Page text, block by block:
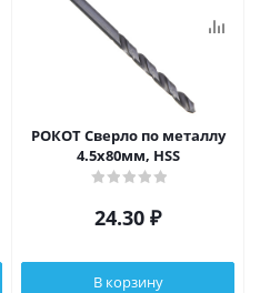
РОКОТ Сверло по металлу
4.5х80мм, HSS
24.30 ₽
В корзину